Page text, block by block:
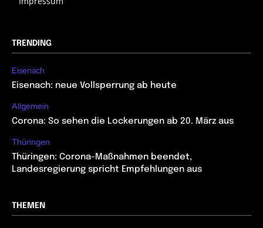
TRENDING
Eisenach
Eisenach: neue Vollsperrung ab heute
Allgemein
Corona: So sehen die Lockerungen ab 20. März aus
Thüringen
Thüringen: Corona-Maßnahmen beendet,
Landesregierung spricht Empfehlungen aus
THEMEN